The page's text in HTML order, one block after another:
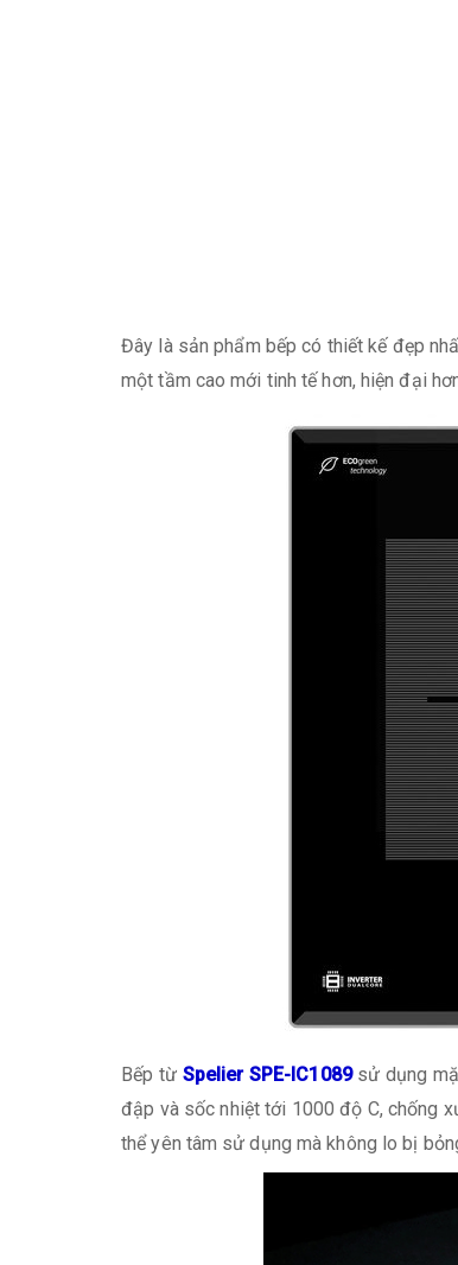
Đây là sản phẩm bếp có thiết kế đẹp
một tầm cao mới tinh tế hơn, hiện đại
Bếp từ Spelier SPE-IC1089 sử dụng
đập và sốc nhiệt tới 1000 độ C, chống
thể yên tâm sử dụng mà không lo bị